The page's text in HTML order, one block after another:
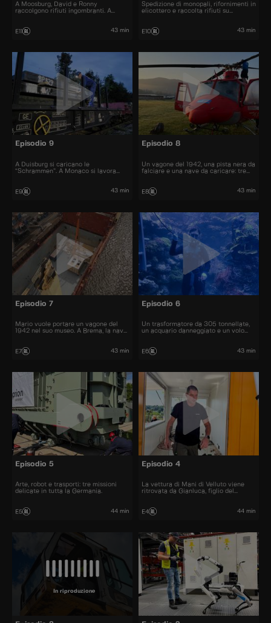
A Moosburg, David e Ronny
raccolgono rifiuti ingombranti. A
Boeing 777 con un cane anti-
E11 43 min
Spedizione di monopali, rifornimenti in
elicottero e raccolta rifiuti su
E10 43 min
Episodio 9
A Duisburg si caricano le
“Schrammen”. A Monaco si lavora
E9 43 min
Episodio 8
Un vagone del 1942, una pista nera da
falciare e una nave da caricare: tre
E8 43 min
Episodio 7
Mario vuole portare un vagone del
1942 nel suo museo. A Brema, la nave
E7 43 min
Episodio 6
Un trasformatore da 305 tonnellate,
un acquario danneggiato e un volo
E6 43 min
Episodio 5
Arte, robot e trasporti: tre missioni
delicate in tutta la Germania.
E5 44 min
Episodio 4
La vettura di Mani di Velluto viene
ritrovata da Gianluca, figlio del
E4 44 min
In riproduzione